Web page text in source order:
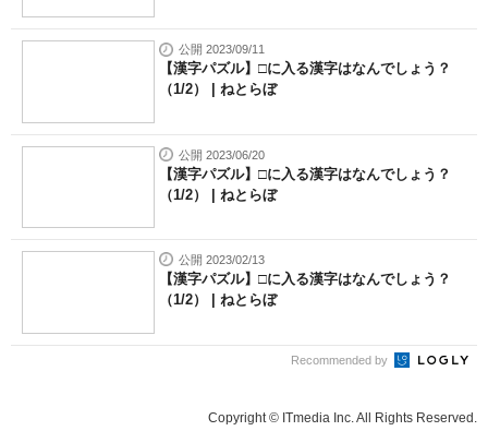
公開 2023/09/11
【漢字パズル】□に入る漢字はなんでしょう？
（1/2） | ねとらぼ
公開 2023/06/20
【漢字パズル】□に入る漢字はなんでしょう？
（1/2） | ねとらぼ
公開 2023/02/13
【漢字パズル】□に入る漢字はなんでしょう？
（1/2） | ねとらぼ
Recommended by
Copyright © ITmedia Inc. All Rights Reserved.